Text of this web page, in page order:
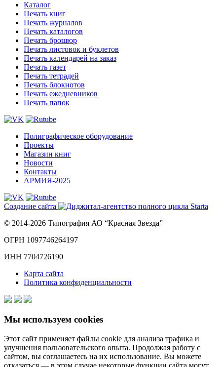
Каталог
Печать книг
Печать журналов
Печать каталогов
Печать брошюр
Печать листовок и буклетов
Печать календарей на заказ
Печать газет
Печать тетрадей
Печать блокнотов
Печать ежедневников
Печать папок
Полиграфическое оборудование
Проекты
Магазин книг
Новости
Контакты
АРМИЯ-2025
Создание сайта
© 2014-2026 Типография АО “Красная Звезда”
ОГРН 1097746264197
ИНН 7704726190
Карта сайта
Политика конфиденциальности
Мы используем cookies
Этот сайт применяет файлы cookie для анализа трафика и
улучшения пользовательского опыта. Продолжая работу с
сайтом, вы соглашаетесь на их использование. Вы можете
отказаться — в этом случае некоторые функции сайта могут